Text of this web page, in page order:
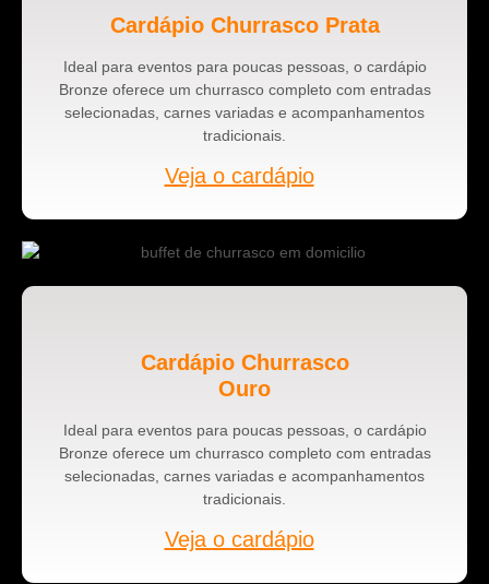
Cardápio Churrasco Prata
Ideal para eventos para poucas pessoas, o cardápio
Bronze oferece um churrasco completo com entradas
selecionadas, carnes variadas e acompanhamentos
tradicionais.
Veja o cardápio
Cardápio Churrasco
Ouro
Ideal para eventos para poucas pessoas, o cardápio
Bronze oferece um churrasco completo com entradas
selecionadas, carnes variadas e acompanhamentos
tradicionais.
Veja o cardápio